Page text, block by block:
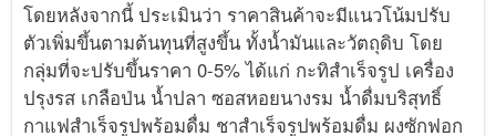
โดยหลังจากนี้ ประเมินว่า ราคาสินค้าจะมีแนวโน้มปรับ
ตัวเพิ่มขึ้นตามต้นทุนที่สูงขึ้น ทั้งน้ำมันและวัตถุดิบ โดย
กลุ่มที่จะปรับขึ้นราคา 0-5% ได้แก่ กะทิสำเร็จรูป เครื่อง
ปรุงรส เกลือป่น น้ำปลา ซอสหอยนางรม น้ำดื่มบริสุทธิ์
กาแฟสำเร็จรูปพร้อมดื่ม ชาสำเร็จรูปพร้อมดื่ม ผงซักฟอก